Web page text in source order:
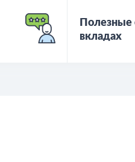
Полезные
вкладах